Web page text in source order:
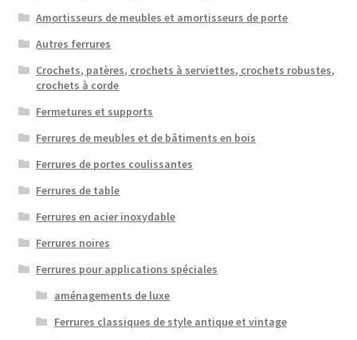
Amortisseurs de meubles et amortisseurs de porte
Autres ferrures
Crochets, patères, crochets à serviettes, crochets robustes,
crochets à corde
Fermetures et supports
Ferrures de meubles et de bâtiments en bois
Ferrures de portes coulissantes
Ferrures de table
Ferrures en acier inoxydable
Ferrures noires
Ferrures pour applications spéciales
aménagements de luxe
Ferrures classiques de style antique et vintage